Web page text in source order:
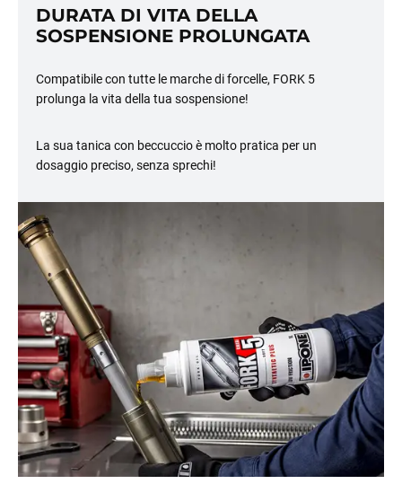
DURATA DI VITA DELLA
SOSPENSIONE PROLUNGATA
Compatibile con tutte le marche di forcelle, FORK 5
prolunga la vita della tua sospensione!
La sua tanica con beccuccio è molto pratica per un
dosaggio preciso, senza sprechi!